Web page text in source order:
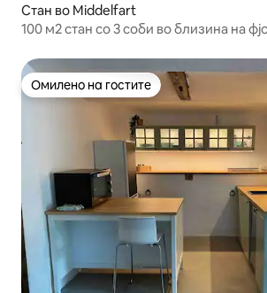
Стан во Middelfart
100 м2 стан со 3 соби во близина на
Омилено на гостите
Омилено на гостите